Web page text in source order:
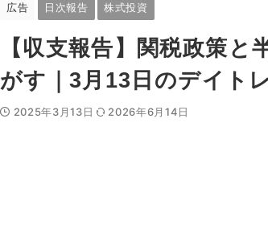
広告 日次報告 株式投資
【収支報告】関税政策と
がす｜3月13日のデイト
2025年3月13日 2026年6月14日